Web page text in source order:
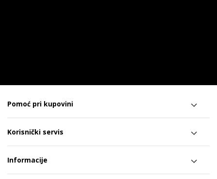
Pomoć pri kupovini
Korisnički servis
Informacije